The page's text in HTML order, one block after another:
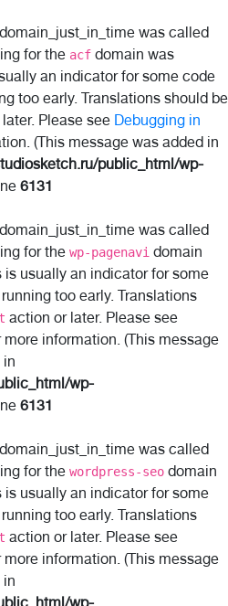
was called
for the acf domain was
an indicator for some code
too early. Translations should be
Please see Debugging in
(This message was added in
public_html/wp-
6131
was called
for the wp-pagenavi domain
is usually an indicator for some
too early. Translations
action or later. Please see
more information. (This message
in
wp-
6131
was called
for the wordpress-seo domain
is usually an indicator for some
too early. Translations
action or later. Please see
more information. (This message
in